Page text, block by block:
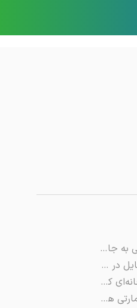
آتشکده هارپاک، آتشی به جامانده از دوره هخامنشیان
چگونگی چیدمان وسایل در کوله‌ پشتی برای سفر
عمارت عین ‌الدوله، خانه‌ای که سرنوشت جهان در آن مشخص شد
کاخ هشت بهشت، عمارتی همچون بهشت